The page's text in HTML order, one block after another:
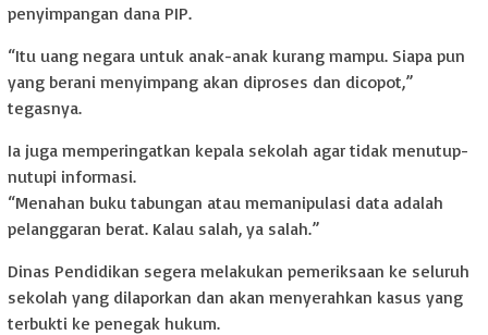
penyimpangan dana PIP.
“Itu uang negara untuk anak-anak kurang mampu. Siapa pun
yang berani menyimpang akan diproses dan dicopot,”
tegasnya.
Ia juga memperingatkan kepala sekolah agar tidak menutup-
nutupi informasi.
“Menahan buku tabungan atau memanipulasi data adalah
pelanggaran berat. Kalau salah, ya salah.”
Dinas Pendidikan segera melakukan pemeriksaan ke seluruh
sekolah yang dilaporkan dan akan menyerahkan kasus yang
terbukti ke penegak hukum.